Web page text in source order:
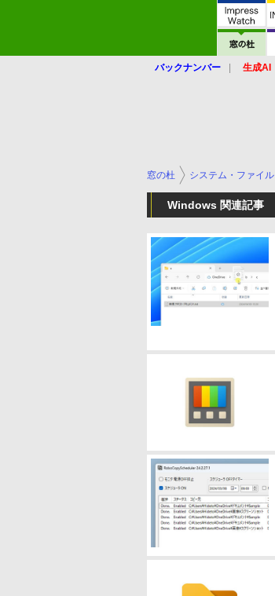
バックナンバー 生成AI
窓の杜 システム・ファイル
Windows 関連記事